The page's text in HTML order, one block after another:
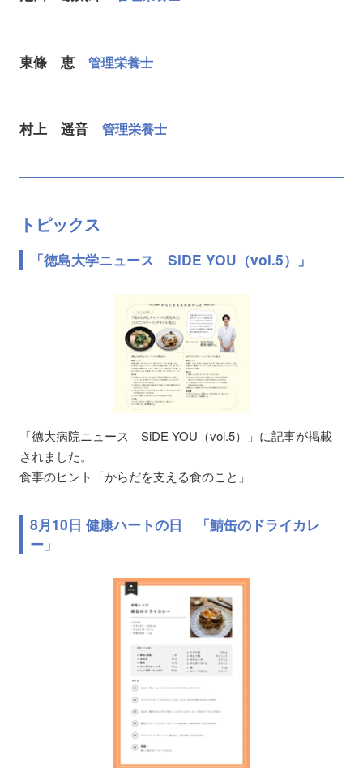
東條 恵管理栄養士
村上 遥音管理栄養士
トピックス
「徳島大学ニュース SiDE YOU（vol.5）」
「徳大病院ニュース SiDE YOU（vol.5）」に記事が掲載
されました。
食事のヒント「からだを支える食のこと」
8月10日 健康ハートの日 「鯖缶のドライカレ
ー」